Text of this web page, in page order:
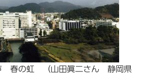
春の虹 （山田眞二さん 静岡県